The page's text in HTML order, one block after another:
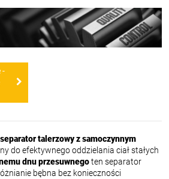
-
separator talerzowy z samoczynnym
do efektywnego oddzielania ciał stałych
dnu przesuwnegoten separator
bębna bez konieczności